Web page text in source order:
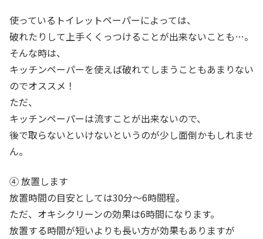
使っているトイレットペーパーによっては、
破れたりして上手くくっつけることが出来ないことも…。
そんな時は、
キッチンペーパーを使えば破れてしまうこともあまりない
のでオススメ！
ただ、
キッチンペーパーは流すことが出来ないので、
後で取らないといけないというのが少し面倒かもしれませ
ん。
④ 放置します
放置時間の目安としては30分～6時間程。
ただ、オキシクリーンの効果は6時間になります。
放置する時間が短いよりも長い方が効果もありますが